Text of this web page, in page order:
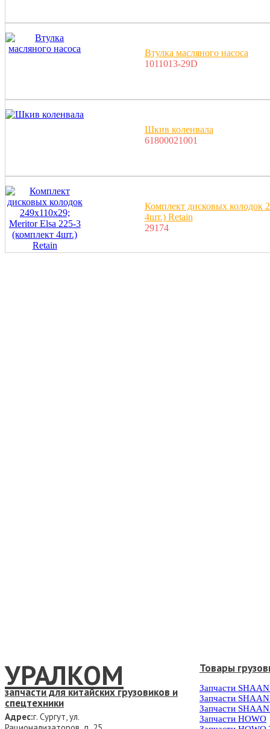
Втулка масляного насоса
1011013-29D
Шкив коленвала
61800021001
Комплект дисковых колодок
4шт.) Retain
29174
УРАЛКОМ
запчасти для китайских грузовиков и
спецтехники
Адрес:г. Сургут, ул.
Товары
Запчасти
Запчасти
Запчасти
Запчасти HOWO